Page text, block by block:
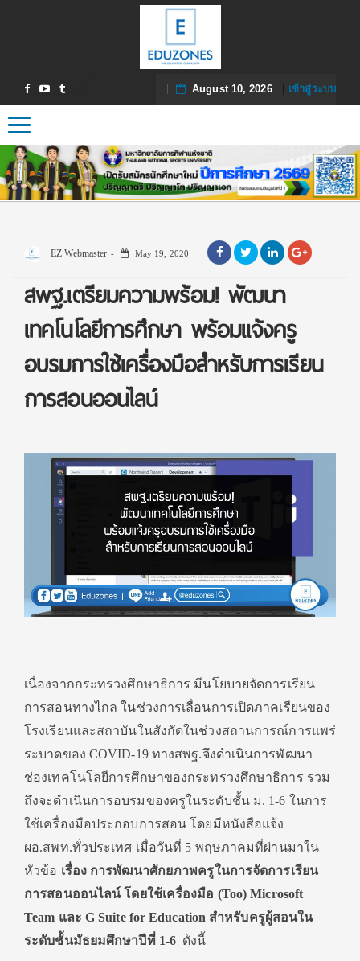
August 10, 2026| เข้าสู่ระบบ
Toggle navigation
EZ Webmaster May 19, 2020
สพฐ.เตรียมความพร้อม! พัฒนา
เทคโนโลยีการศึกษา พร้อมแจ้งครู
อบรมการใช้เครื่องมือสำหรับการเรียน
การสอนออนไลน์
เนื่องจากกระทรวงศึกษาธิการ มีนโยบายจัดการเรียน
การสอนทางไกล ในช่วงการเลื่อนการเปิดภาคเรียนของ
โรงเรียนและสถาบันในสังกัดในช่วงสถานการณ์การแพร่
ระบาดของ COVID-19 ทางสพฐ.จึงดำเนินการพัฒนา
ช่องเทคโนโลยีการศึกษาของกระทรวงศึกษาธิการ รวม
ถึงจะดำเนินการอบรมของครูในระดับชั้น ม. 1-6 ในการ
ใช้เครื่องมือประกอบการสอน โดยมีหนังสือแจ้ง
ผอ.สพท.ทั่วประเทศ เมื่อวันที่ 5 พฤษภาคมที่ผ่านมาใน
หัวข้อ เรื่อง การพัฒนาศักยภาพครูในการจัดการเรียน
การสอนออนไลน์ โดยใช้เครื่องมือ (Too) Microsoft
Team และ G Suite for Education สำหรับครูผู้สอนใน
ระดับชั้นมัธยมศึกษาปีที่ 1-6 ดังนี้